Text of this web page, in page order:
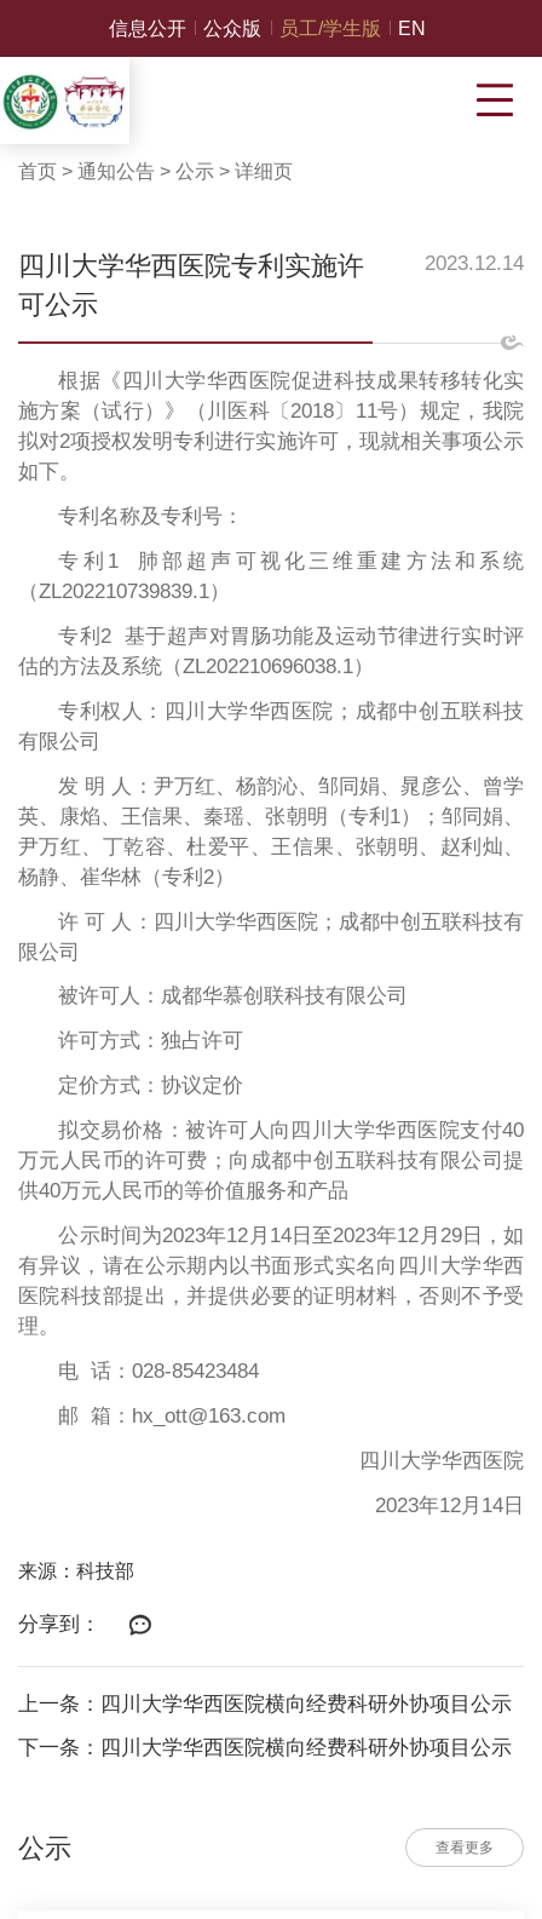
信息公开 公众版 员工/学生版 EN
首页 > 通知公告> 公示> 详细页
四川大学华西医院专利实施许
可公示
2023.12.14
根据《四川大学华西医院促进科技成果转移转化实
施方案（试行）》（川医科〔2018〕11号）规定，我院
拟对2项授权发明专利进行实施许可，现就相关事项公示
如下。
专利名称及专利号：
专利1 肺部超声可视化三维重建方法和系统
（ZL202210739839.1）
专利2 基于超声对胃肠功能及运动节律进行实时评
估的方法及系统（ZL202210696038.1）
专利权人：四川大学华西医院；成都中创五联科技
有限公司
发 明 人：尹万红、杨韵沁、邹同娟、晁彦公、曾学
英、康焰、王信果、秦瑶、张朝明（专利1）；邹同娟、
尹万红、丁乾容、杜爱平、王信果、张朝明、赵利灿、
杨静、崔华林（专利2）
许 可 人：四川大学华西医院；成都中创五联科技有
限公司
被许可人：成都华慕创联科技有限公司
许可方式：独占许可
定价方式：协议定价
拟交易价格：被许可人向四川大学华西医院支付40
万元人民币的许可费；向成都中创五联科技有限公司提
供40万元人民币的等价值服务和产品
公示时间为2023年12月14日至2023年12月29日，如
有异议，请在公示期内以书面形式实名向四川大学华西
医院科技部提出，并提供必要的证明材料，否则不予受
理。
电 话：028-85423484
邮 箱：hx_ott@163.com
四川大学华西医院
2023年12月14日
来源：科技部
分享到：
上一条：四川大学华西医院横向经费科研外协项目公示
下一条：四川大学华西医院横向经费科研外协项目公示
公示 查看更多